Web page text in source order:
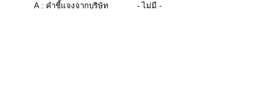
A : คำชี้แจงจากบริษัท
- ไม่มี -